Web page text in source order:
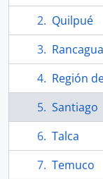
Quilpué
Rancagua
Región
Santiago
Talca
Temuco